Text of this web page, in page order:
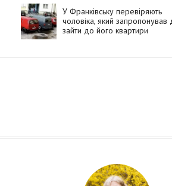
У Франківську перевіряють
чоловіка, який запропонував
зайти до його квартири